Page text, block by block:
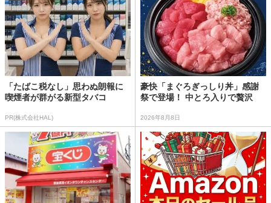
「たばこ税なし」思わぬ朗報に
喫煙者が群がる新型タバコ
PR(株式会社HAL)
豪快「まぐろぎっしり丼」感謝
祭で登場！ 中とろ入りで贅沢
2026年8月8日